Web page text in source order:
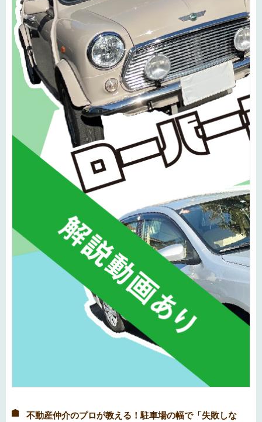
不動産仲介のプロが教える！駐車場の幅で「失敗しな